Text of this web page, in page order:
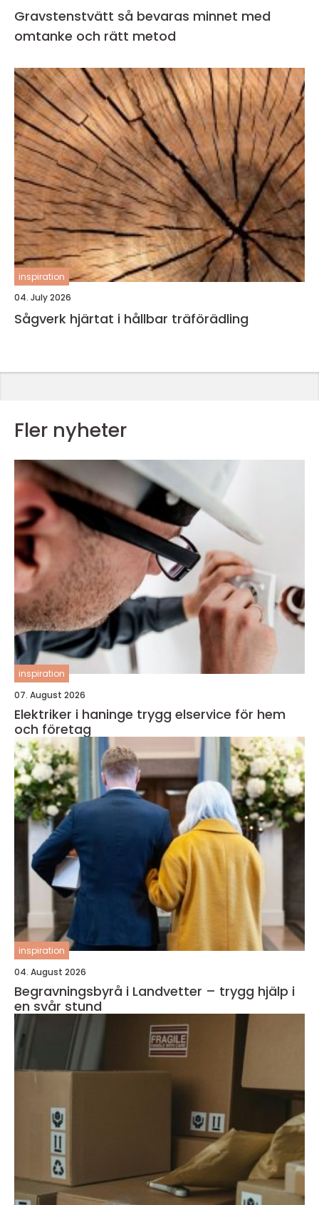
Gravstenstvätt så bevaras minnet med
omtanke och rätt metod
inspiration
04. July 2026
Sågverk hjärtat i hållbar träförädling
Fler nyheter
inspiration
07. August 2026
Elektriker i haninge trygg elservice för hem
och företag
inspiration
04. August 2026
Begravningsbyrå i Landvetter – trygg hjälp i
en svår stund